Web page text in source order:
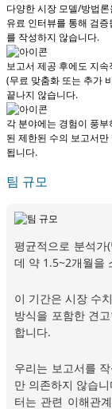
다양한 시장 모델/방법
유료 인터뷰를 통해 검증
를 작성하지 않습니다.
보고서 제공 후에도 지
(무료 맞춤화 또는 추가
끝나지 않습니다.
각 분야에는 경험이 풍
된 제한된 수의 보고서만
됩니다.
팀 규모
평균적으로 분석가
데 약 1.5~2개월을
이 기간은 시장 수
방식을 포함한 견
합니다.
우리는 보고서를
만 의존하지 않습
터는 관련 이해관